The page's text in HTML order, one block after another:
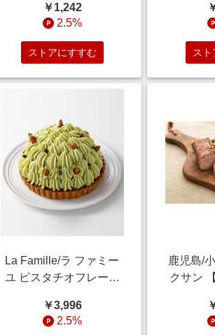
【DAILYおまとめ】龍神
梅 梅干し(しそ入り)
150g 調理済み前菜、付
け合わせ【三越伊勢丹/
公式】
￥1,242
2.5%
ストアにすすむ
付け合
ス
La Famille/ラ ファミー
ユ ピスタチオフレーズ
（洋菓子）【三越伊勢
丹/公式】
￥3,996
2.5%
鹿児島/
クサン
済み食事
勢